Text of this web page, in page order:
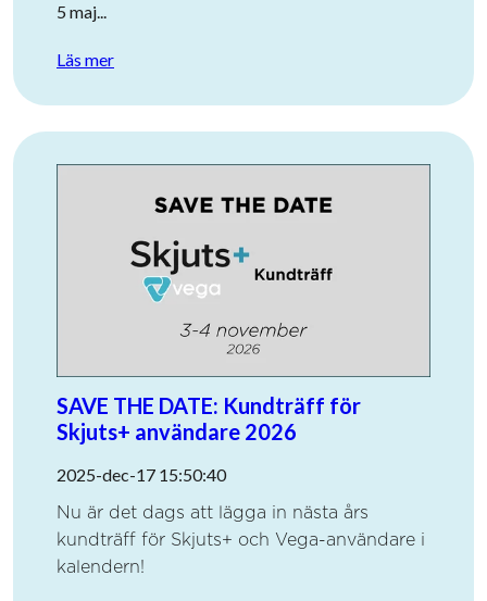
5 maj...
Läs mer
SAVE THE DATE: Kundträff för
Skjuts+ användare 2026
2025-dec-17 15:50:40
Nu är det dags att lägga in nästa års
kundträff för Skjuts+ och Vega-användare i
kalendern!